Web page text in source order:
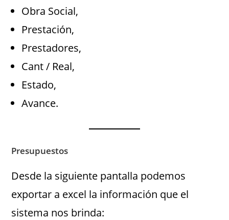
Obra Social,
Prestación,
Prestadores,
Cant / Real,
Estado,
Avance.
Presupuestos
Desde la siguiente pantalla podemos
exportar a excel la información que el
sistema nos brinda: